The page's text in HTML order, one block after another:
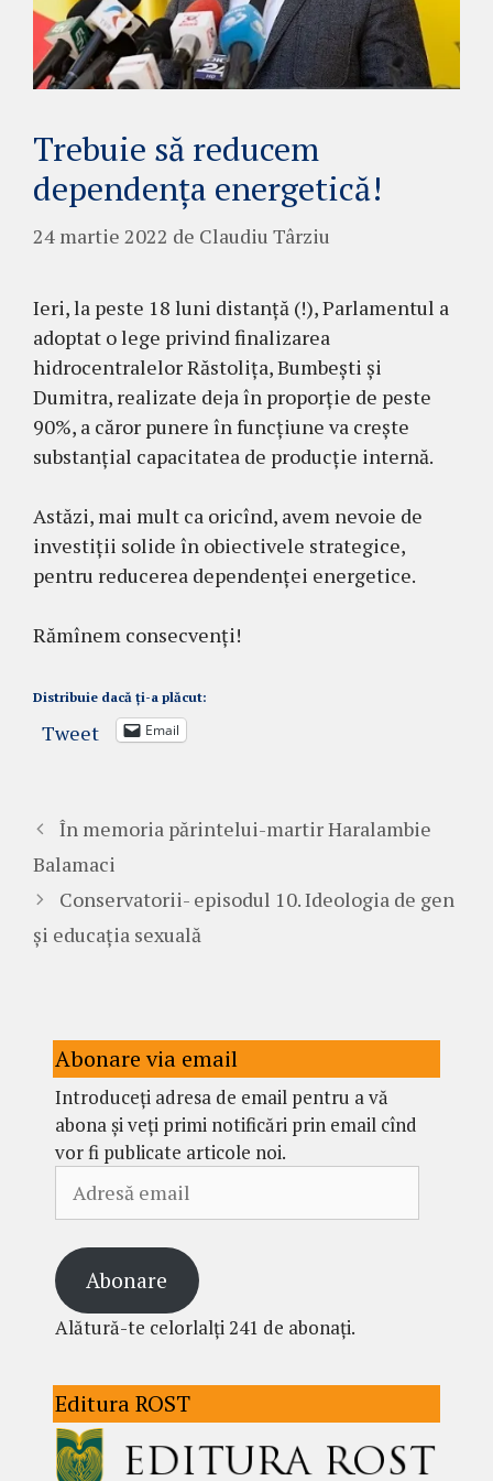
Trebuie să reducem
dependența energetică!
24 martie 2022 de Claudiu Târziu
Ieri, la peste 18 luni distanță (!), Parlamentul a
adoptat o lege privind finalizarea
hidrocentralelor Răstolița, Bumbești și
Dumitra, realizate deja în proporție de peste
90%, a căror punere în funcțiune va crește
substanțial capacitatea de producție internă.
Astăzi, mai mult ca oricînd, avem nevoie de
investiții solide în obiectivele strategice,
pentru reducerea dependenței energetice.
Rămînem consecvenți!
Distribuie dacă ți-a plăcut:
Tweet Email
În memoria părintelui-martir Haralambie
Balamaci
Conservatorii- episodul 10. Ideologia de gen
și educația sexuală
Abonare via email
Introduceți adresa de email pentru a vă
abona și veți primi notificări prin email cînd
vor fi publicate articole noi.
email
Abonare
Alătură-te celorlalți 241 de abonați.
Editura ROST